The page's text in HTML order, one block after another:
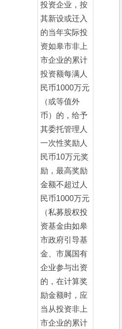
投资企业，按
其新设或迁入
的当年实际投
资如皋市非上
市企业的累计
投资额每满人
民币1000万元
（或等值外
币）的，给予
其委托管理人
一次性奖励人
民币10万元奖
励，最高奖励
金额不超过人
民币1000万元
（私募股权投
资基金由如皋
市政府引导基
金、市属国有
企业参与出资
的，在计算奖
励金额时，应
当从投资非上
市企业的累计